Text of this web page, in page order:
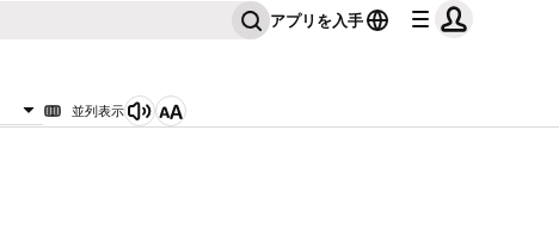
アプリを入手
並列表示